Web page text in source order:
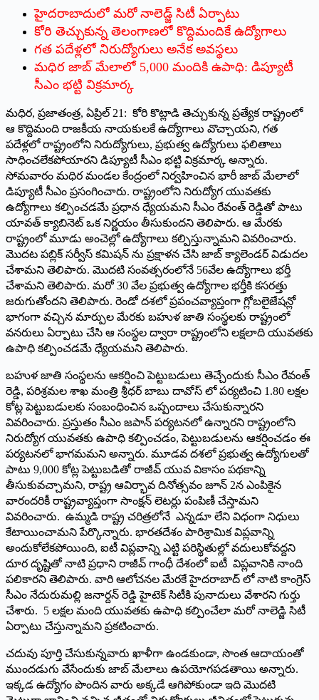
హైదరాబాదులో మరో నాలెడ్జ్ సిటీ ఏర్పాటు
కోరి తెచ్చుకున్న తెలంగాణలో కొద్దిమందికే ఉద్యోగాలు
గత పదేళ్లలో నిరుద్యోగులు అనేక అవస్థలు
మధిర జాబ్ మేలాలో 5,000 మందికి ఉపాధి: డిప్యూటీ
సీఎం భట్టి విక్రమార్క
మధిర, ప్రజాతంత్ర, ఏప్రిల్ 21: కోరి కొట్లాడి తెచ్చుకున్న ప్రత్యేక రాష్ట్రంలో
ఆ కొద్దిమంది రాజకీయ నాయకులకే ఉద్యోగాలు వొచ్చాయని, గత
పదేళ్లలో రాష్ట్రంలోని నిరుద్యోగులు, ప్రభుత్వ ఉద్యోగులు ఫలితాలు
సాధించలేకపోయారని డిప్యూటీ సీఎం భట్టి విక్రమార్క అన్నారు.
సోమవారం మధిర మండల కేంద్రంలో నిర్వహించిన భారీ జాబ్ మేలాలో
డిప్యూటీ సీఎం ప్రసంగించారు. రాష్ట్రంలోని నిరుద్యోగ యువతకు
ఉద్యోగాలు కల్పించడమే ప్రధాన ధ్యేయమని సీఎం రేవంత్ రెడ్డితో పాటు
యావత్ క్యాబినెట్ ఒక నిర్ణయం తీసుకుందని తెలిపారు. ఆ మేరకు
రాష్ట్రంలో మూడు అంచెల్లో ఉద్యోగాలు కల్పిస్తున్నామని వివరించారు.
మొదట పబ్లిక్ సర్వీస్ కమిషన్ ను ప్రక్షాళన చేసి జాబ్ క్యాలెండర్ విడుదల
చేశామని తెలిపారు. మొదటి సంవత్సరంలోనే 56వేల ఉద్యోగాలు భర్తీ
చేశామని తెలిపారు. మరో 30 వేల ప్రభుత్వ ఉద్యోగాల భర్తీకి కసరత్తు
జరుగుతోందని తెలిపారు. రెండో దశలో ప్రపంచవ్యాప్తంగా గ్లోబలైజేషన్లో
భాగంగా వచ్చిన మార్పుల మేరకు బహుళ జాతి సంస్థలకు రాష్ట్రంలో
వనరులు ఏర్పాటు చేసి ఆ సంస్థల ద్వారా రాష్ట్రంలోని లక్షలాది యువతకు
ఉపాధి కల్పించడమే ధ్యేయమని తెలిపారు.
బహుళ జాతి సంస్థలను ఆకర్షించి పెట్టుబడులు తెచ్చేందుకు సీఎం రేవంత్
రెడ్డి, పరిశ్రమల శాఖ మంత్రి శ్రీధర్ బాబు దావోస్ లో పర్యటించి 1.80 లక్షల
కోట్ల పెట్టుబడులకు సంబంధించిన ఒప్పందాలు చేసుకున్నారని
వివరించారు. ప్రస్తుతం సీఎం జపాన్ పర్యటనలో ఉన్నారని రాష్ట్రంలోని
నిరుద్యోగ యువతకు ఉపాధి కల్పించడం, పెట్టుబడులను ఆకర్షించడం ఈ
పర్యటనలో భాగమమని అన్నారు. మూడవ దశలో ప్రభుత్వ ఉద్యోగులతో
పాటు 9,000 కోట్ల పెట్టుబడితో రాజీవ్ యువ వికాసం పథకాన్ని
తీసుకువచ్చామని, రాష్ట్ర ఆవిర్భావ దినోత్సవం జూన్ 2న ఎంపికైన
వారందరికీ రాష్ట్రవ్యాప్తంగా సాంక్షన్ లెటర్లు పంపిణీ చేస్తామని
వివరించారు. ఉమ్మడి రాష్ట్ర చరిత్రలోనే ఎన్నడూ లేని విధంగా నిధులు
కేటాయించామని పేర్కొన్నారు. భారతదేశం పారిశ్రామిక విప్లవాన్ని
అందుకోలేకపోయింది, ఐటీ విప్లవాన్ని ఎట్టి పరిస్థితుల్లో వదులుకోవద్దని
దూర దృష్టితో నాటి ప్రధాని రాజీవ్ గాంధీ దేశంలో ఐటీ విప్లవానికి నాంది
పలికారని తెలిపారు. వారి ఆలోచనల మేరకే హైదరాబాద్ లో నాటి కాంగ్రెస్
సీఎం నేదురుమల్లి జనార్దన్ రెడ్డి హైటెక్ సిటీకి పునాదులు వేశారని గుర్తు
చేశారు. 5 లక్షల మంది యువతకు ఉపాధి కల్పించేలా మరో నాలెడ్జి సిటీ
ఏర్పాటు చేస్తున్నామని ప్రకటించారు.
చదువు పూర్తి చేసుకున్నవారు ఖాళీగా ఉండకుండా, సొంత ఆదాయంతో
ముందడుగు వేసేందుకు జాబ్ మేలాలు ఉపయోగపడతాయి అన్నారు.
ఇక్కడ ఉద్యోగం పొందిన వారు అక్కడే ఆగిపోకుండా ఇది మొదటి